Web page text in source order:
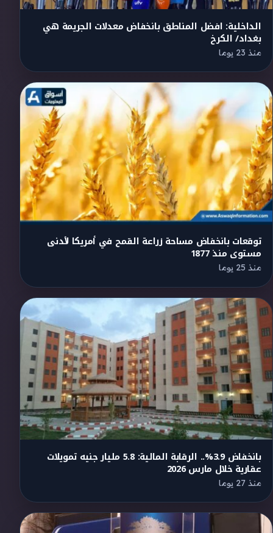
الداخلية: افضل المناطق بانخفاض معدلات الجريمة هي
بغداد/ الكرخ
منذ 23 يوما
توقعات بانخفاض مساحة زراعة القمح في أمريكا لأدنى
مستوى منذ 1877
منذ 25 يوما
بانخفاض 3.9%.. الرقابة المالية: 5.8 مليار جنيه تمويلات
عقارية خلال مارس 2026
منذ 27 يوما